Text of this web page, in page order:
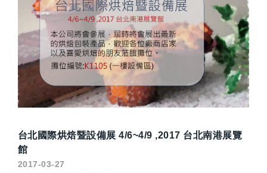
台北國際烘焙暨設備展 4/6~4/9 ,2017 台北南港展覽
館
2017-03-27